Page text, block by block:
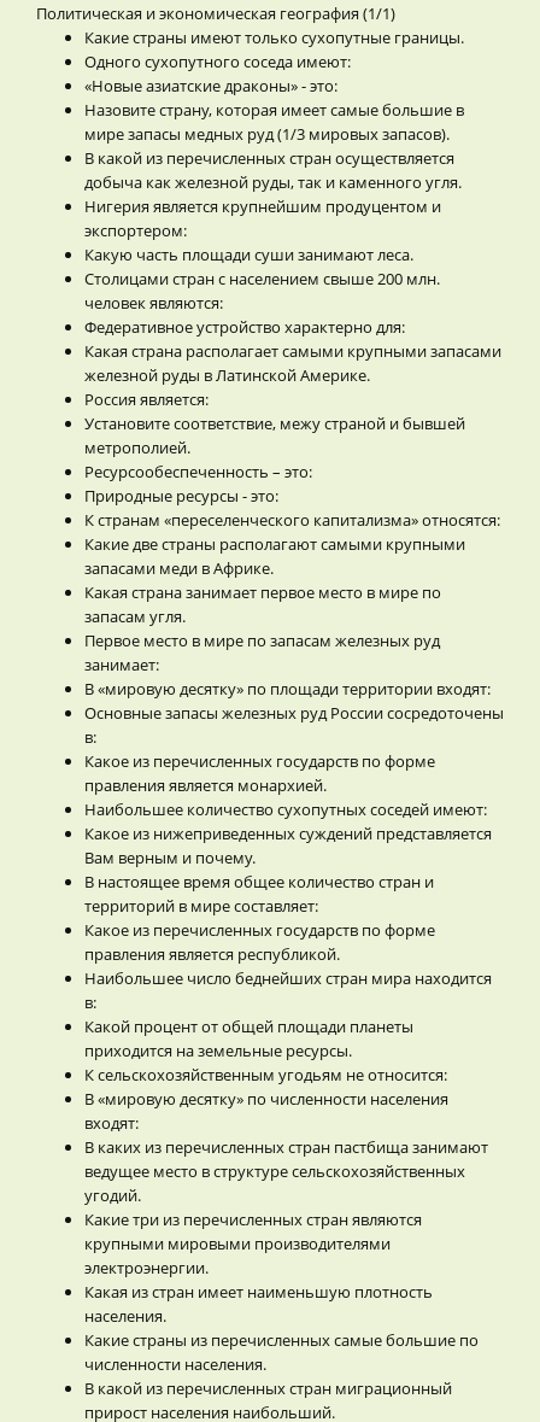
Политическая и экономическая география (1/1)
Какие страны имеют только сухопутные границы.
Одного сухопутного соседа имеют:
«Новые азиатские драконы» - это:
Назовите страну, которая имеет самые большие в
мире запасы медных руд (1/3 мировых запасов).
В какой из перечисленных стран осуществляется
добыча как железной руды, так и каменного угля.
Нигерия является крупнейшим продуцентом и
экспортером:
Какую часть площади суши занимают леса.
Столицами стран с населением свыше 200 млн.
человек являются:
Федеративное устройство характерно для:
Какая страна располагает самыми крупными запасами
железной руды в Латинской Америке.
Россия является:
Установите соответствие, межу страной и бывшей
метрополией.
Ресурсообеспеченность – это:
Природные ресурсы - это:
К странам «переселенческого капитализма» относятся:
Какие две страны располагают самыми крупными
запасами меди в Африке.
Какая страна занимает первое место в мире по
запасам угля.
Первое место в мире по запасам железных руд
занимает:
В «мировую десятку» по площади территории входят:
Основные запасы железных руд России сосредоточены
в:
Какое из перечисленных государств по форме
правления является монархией.
Наибольшее количество сухопутных соседей имеют:
Какое из нижеприведенных суждений представляется
Вам верным и почему.
В настоящее время общее количество стран и
территорий в мире составляет:
Какое из перечисленных государств по форме
правления является республикой.
Наибольшее число беднейших стран мира находится
в:
Какой процент от общей площади планеты
приходится на земельные ресурсы.
К сельскохозяйственным угодьям не относится:
В «мировую десятку» по численности населения
входят:
В каких из перечисленных стран пастбища занимают
ведущее место в структуре сельскохозяйственных
угодий.
Какие три из перечисленных стран являются
крупными мировыми производителями
электроэнергии.
Какая из стран имеет наименьшую плотность
населения.
Какие страны из перечисленных самые большие по
численности населения.
В какой из перечисленных стран миграционный
прирост населения наибольший.